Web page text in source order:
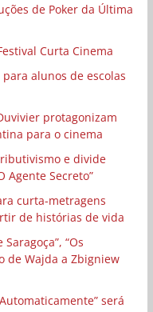
de Poker da Última
Curta Cinema
alunos de escolas
protagonizam
para o cinema
e divide
Agente Secreto”
curta-metragens
de histórias de vida
“Os
de Wajda a Zbigniew
será